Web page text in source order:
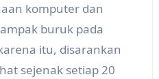
komputer dan
buruk pada
itu, disarankan
sejenak setiap 20